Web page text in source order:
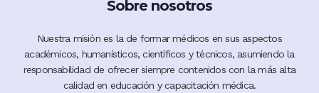
Sobre nosotros
Nuestra misión es la de formar médicos en sus aspectos
académicos, humanísticos, científicos y técnicos, asumiendo la
responsabilidad de ofrecer siempre contenidos con la más alta
calidad en educación y capacitación médica.